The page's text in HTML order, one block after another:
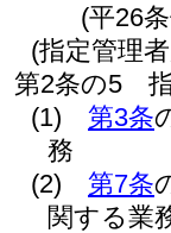
(平26
(指定管理
第2条の5
(1)
第3条
務
(2)
第7条
関する業